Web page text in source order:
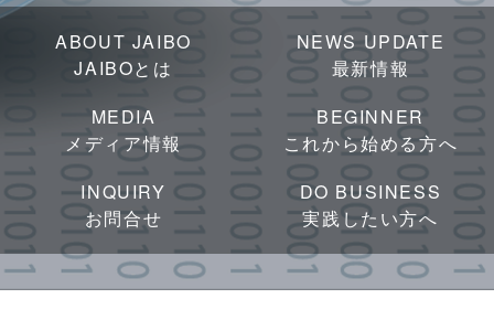
ABOUT JAIBO
JAIBOとは
NEWS UPDATE
最新情報
MEDIA
メディア情報
BEGINNER
これから始める方へ
INQUIRY
お問合せ
DO BUSINESS
実践したい方へ